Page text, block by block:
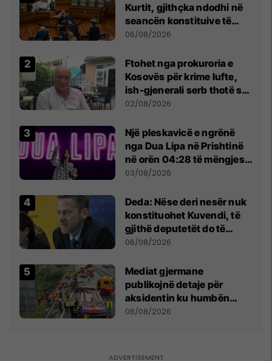
Kurtit, gjithçka ndodhi në
seancën konstituive të
Kuvendit
06/08/2026
Ftohet nga prokuroria e
Kosovës për krime lufte,
ish-gjenerali serb thotë se
dikush e tradhtoi në
02/08/2026
Një pleskavicë e ngrënë
nga Dua Lipa në Prishtinë
në orën 04:28 të mëngjesit
- dhe bota digjitale serbe
03/08/2026
Deda: Nëse deri nesër nuk
konstituohet Kuvendi, të
gjithë deputetët do të
bëjnë shkelje të rëndë
06/08/2026
Mediat gjermane
publikojnë detaje për
aksidentin ku humbën
jetën tre mërgimtarë nga
06/08/2026